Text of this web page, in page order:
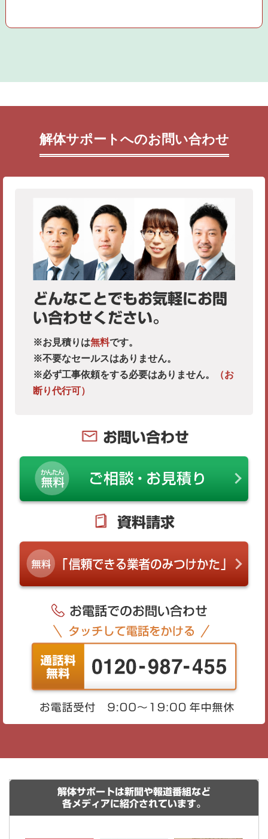
解体サポートへのお問い合わせ
どんなことでもお気軽にお問
い合わせください。
※お見積りは無料です。
※不要なセールスはありません。
※必ず工事依頼をする必要はありません。
（お
断り代行可）
お問い合わせ
資料請求
解体サポートは新聞や報道番組など
各メディアに紹介されています。